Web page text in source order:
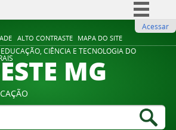
ALTO CONTRASTE MAPA DO SITE
Comunica BR
Participe
Legislação
Acessar
CIÊNCIA E TECNOLOGIA DO
MG